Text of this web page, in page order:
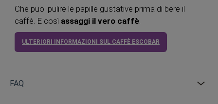
Che puoi pulire le papille gustative prima di bere il
caffè. E così assaggi il vero caffè.
ULTERIORI INFORMAZIONI SUL CAFFÈ ESCOBAR
FAQ